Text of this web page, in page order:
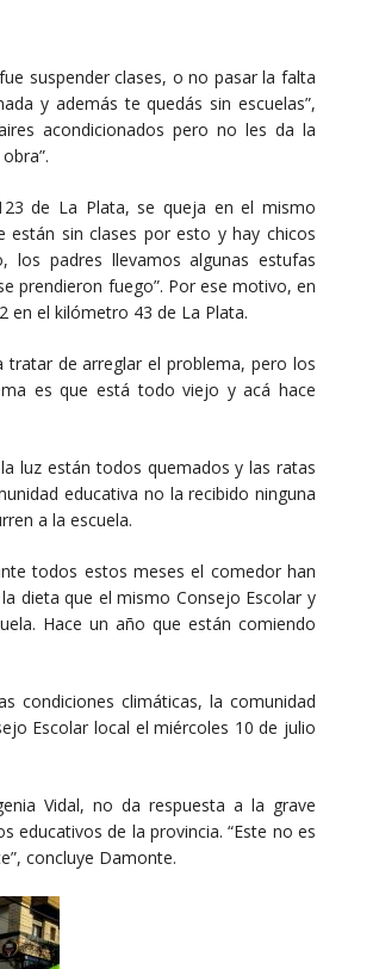
suspender clases, o no pasar la falta
y además te quedás sin escuelas”,
acondicionados pero no les da la
de La Plata, se queja en el mismo
están sin clases por esto y hay chicos
los padres llevamos algunas estufas
prendieron fuego”. Por ese motivo, en
en el kilómetro 43 de La Plata.
tratar de arreglar el problema, pero los
es que está todo viejo y acá hace
luz están todos quemados y las ratas
educativa no la recibido ninguna
a la escuela.
todos estos meses el comedor han
dieta que el mismo Consejo Escolar y
Hace un año que están comiendo
condiciones climáticas, la comunidad
Escolar local el miércoles 10 de julio
Vidal, no da respuesta a la grave
educativos de la provincia. “Este no es
concluye Damonte.